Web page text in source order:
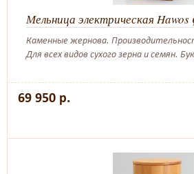
Мельница электрическая Hawos
Каменные жернова.
Для всех видов сухого зерна и семян.
69 950 р.